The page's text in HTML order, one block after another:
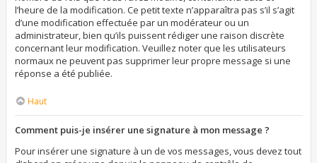
l’heure de la modification. Ce petit texte n’apparaîtra pas s’il s’agit
d’une modification effectuée par un modérateur ou un
administrateur, bien qu’ils puissent rédiger une raison discrète
concernant leur modification. Veuillez noter que les utilisateurs
normaux ne peuvent pas supprimer leur propre message si une
réponse a été publiée.
Haut
Comment puis-je insérer une signature à mon message ?
Pour insérer une signature à un de vos messages, vous devez tout